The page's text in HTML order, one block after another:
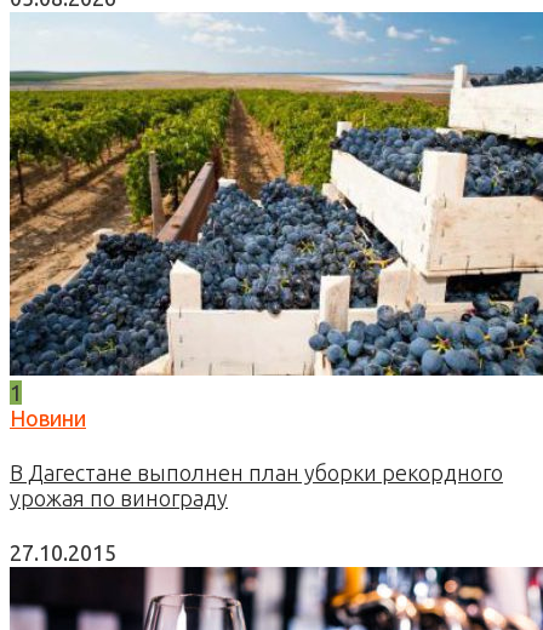
1
Новини
В Дагестане выполнен план уборки рекордного
урожая по винограду
27.10.2015